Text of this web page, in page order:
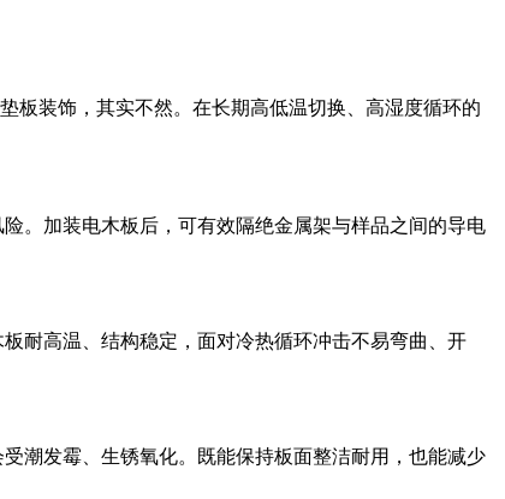
板装饰，其实不然。在长期高低温切换、高湿度循环的
。加装电木板后，可有效隔绝金属架与样品之间的导电
耐高温、结构稳定，面对冷热循环冲击不易弯曲、开
潮发霉、生锈氧化。既能保持板面整洁耐用，也能减少